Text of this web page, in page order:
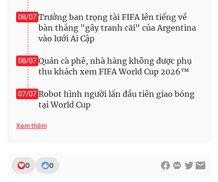
08/07 Trưởng ban trọng tài FIFA lên tiếng về
bàn thắng "gây tranh cãi" của Argentina
vào lưới Ai Cập
08/07 Quán cà phê, nhà hàng không được phụ
thu khách xem FIFA World Cup 2026™
07/07 Robot hình người lần đầu tiên giao bóng
tại World Cup
Xem thêm
0 0